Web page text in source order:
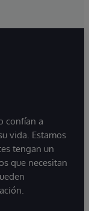
confían a
vida. Estamos
tengan un
que necesitan